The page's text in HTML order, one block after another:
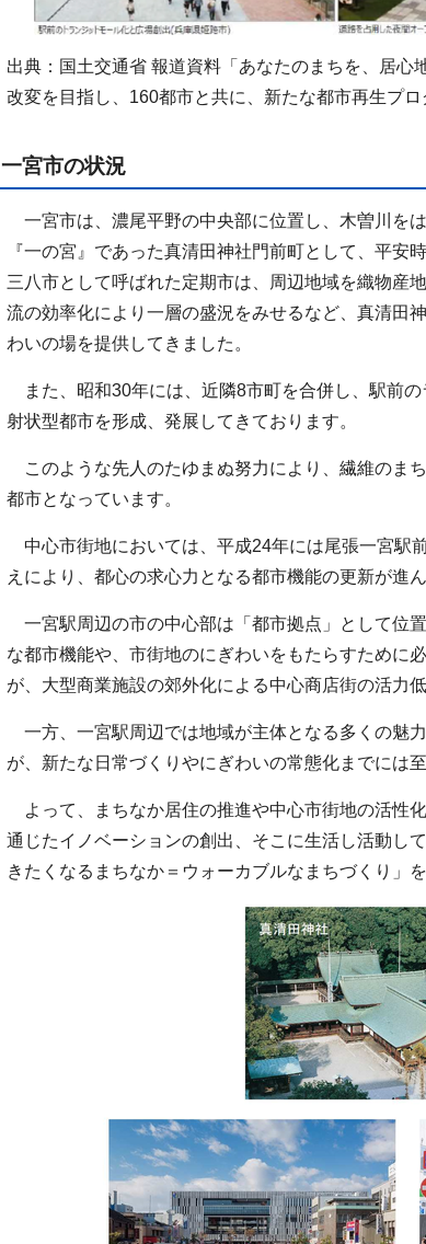
出典：国土交通省 報道資料「あなたのまちを、居
改変を目指し、160都市と共に、新たな都市再生プロ
一宮市の状況
一宮市は、濃尾平野の中央部に位置し、木曽川を
『一の宮』であった真清田神社門前町として、平
三八市として呼ばれた定期市は、周辺地域を織物産
流の効率化により一層の盛況をみせるなど、真清田
わいの場を提供してきました。
また、昭和30年には、近隣8市町を合併し、駅前
射状型都市を形成、発展してきております。
このような先人のたゆまぬ努力により、繊維のま
都市となっています。
中心市街地においては、平成24年には尾張一宮駅
えにより、都心の求心力となる都市機能の更新が進ん
一宮駅周辺の市の中心部は「都市拠点」として位
な都市機能や、市街地のにぎわいをもたらすために
が、大型商業施設の郊外化による中心商店街の活力
一方、一宮駅周辺では地域が主体となる多くの魅
が、新たな日常づくりやにぎわいの常態化までには至
よって、まちなか居住の推進や中心市街地の活性
通じたイノベーションの創出、そこに生活し活動し
きたくなるまちなか＝ウォーカブルなまちづくり」